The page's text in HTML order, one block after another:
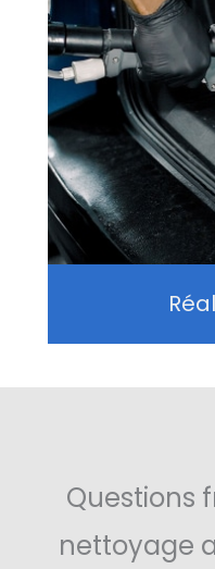
Questions
nettoyage